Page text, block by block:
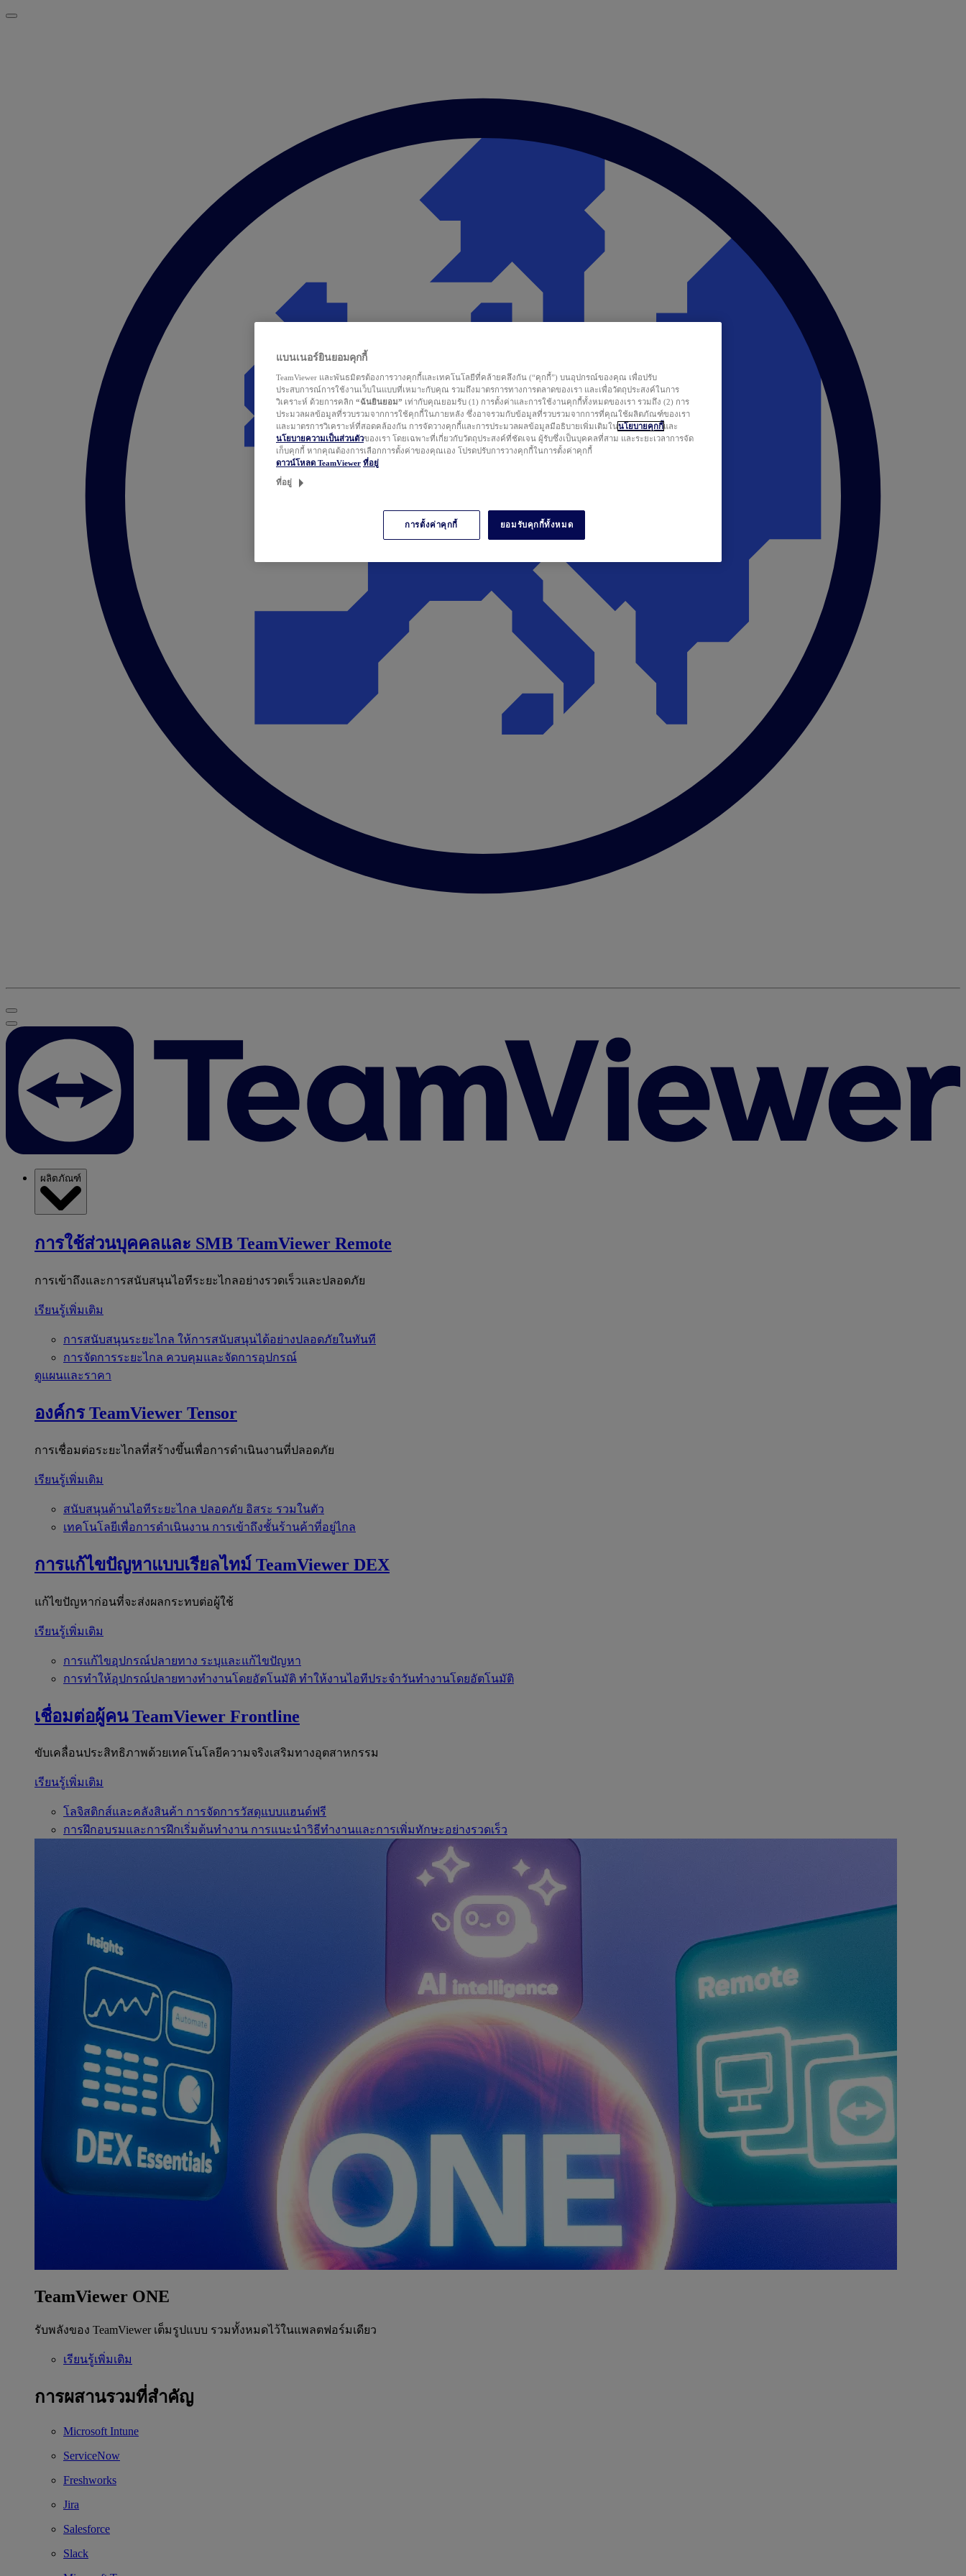
ผลิตภัณฑ์
การใช้ส่วนบุคคลและ SMB TeamViewer Remote
การเข้าถึงและการสนับสนุนไอทีระยะไกลอย่างรวดเร็วและปลอดภัย
เรียนรู้เพิ่มเติม
การสนับสนุนระยะไกล ให้การสนับสนุนได้อย่างปลอดภัยในทันที
การจัดการระยะไกล ควบคุมและจัดการอุปกรณ์
ดูแผนและราคา
องค์กร TeamViewer Tensor
การเชื่อมต่อระยะไกลที่สร้างขึ้นเพื่อการดำเนินงานที่ปลอดภัย
เรียนรู้เพิ่มเติม
สนับสนุนด้านไอทีระยะไกล ปลอดภัย อิสระ รวมในตัว
เทคโนโลยีเพื่อการดำเนินงาน การเข้าถึงชั้นร้านค้าที่อยู่ไกล
การแก้ไขปัญหาแบบเรียลไทม์ TeamViewer DEX
แก้ไขปัญหาก่อนที่จะส่งผลกระทบต่อผู้ใช้
เรียนรู้เพิ่มเติม
การแก้ไขอุปกรณ์ปลายทาง ระบุและแก้ไขปัญหา
การทำให้อุปกรณ์ปลายทางทำงานโดยอัตโนมัติ ทำให้งานไอทีประจำวันทำงานโดยอัตโนมัติ
เชื่อมต่อผู้คน TeamViewer Frontline
ขับเคลื่อนประสิทธิภาพด้วยเทคโนโลยีความจริงเสริมทางอุตสาหกรรม
เรียนรู้เพิ่มเติม
โลจิสติกส์และคลังสินค้า การจัดการวัสดุแบบแฮนด์ฟรี
การฝึกอบรมและการฝึกเริ่มต้นทำงาน การแนะนำวิธีทำงานและการเพิ่มทักษะอย่างรวดเร็ว
TeamViewer ONE
รับพลังของ TeamViewer เต็มรูปแบบ รวมทั้งหมดไว้ในแพลตฟอร์มเดียว
เรียนรู้เพิ่มเติม
การผสานรวมที่สำคัญ
Microsoft Intune
ServiceNow
Freshworks
Jira
Salesforce
Slack
แบนเนอร์ยินยอมคุกกี้
TeamViewer และพันธมิตรต้องการวางคุกกี้และเทคโนโลยีที่คล้ายคลึงกัน (“คุกกี้”) บนอุปกรณ์ของคุณ เพื่อปรับ
ประสบการณ์การใช้งานเว็บในแบบที่เหมาะกับคุณ รวมถึงมาตรการทางการตลาดของเรา และเพื่อวัตถุประสงค์ในการ
วิเคราะห์ ด้วยการคลิก “ฉันยินยอม” เท่ากับคุณยอมรับ (1) การตั้งค่าและการใช้งานคุกกี้ทั้งหมดของเรา รวมถึง (2) การ
ประมวลผลข้อมูลที่รวบรวมจากการใช้คุกกี้ในภายหลัง ซึ่งอาจรวมกับข้อมูลที่รวบรวมจากการที่คุณใช้ผลิตภัณฑ์ของเรา
และมาตรการวิเคราะห์ที่สอดคล้องกัน การจัดวางคุกกี้และการประมวลผลข้อมูลมีอธิบายเพิ่มเติมในนโยบายคุกกี้และ
นโยบายความเป็นส่วนตัวของเรา โดยเฉพาะที่เกี่ยวกับวัตถุประสงค์ที่ชัดเจน ผู้รับซึ่งเป็นบุคคลที่สาม และระยะเวลาการจัด
เก็บคุกกี้ หากคุณต้องการเลือกการตั้งค่าของคุณเอง โปรดปรับการวางคุกกี้ในการตั้งค่าคุกกี้
ดาวน์โหลด TeamViewer ที่อยู่
ที่อยู่
การตั้งค่าคุกกี้ ยอมรับคุกกี้ทั้งหมด